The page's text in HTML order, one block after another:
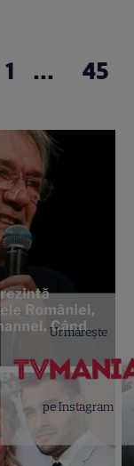
1 ... 45
Urmărește
pe Instagram